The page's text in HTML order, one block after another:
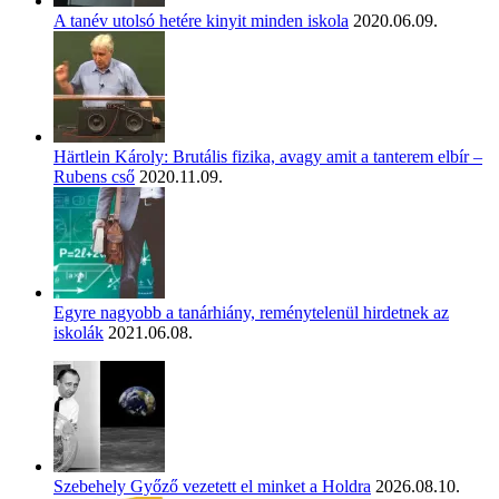
A tanév utolsó hetére kinyit minden iskola 2020.06.09.
Härtlein Károly: Brutális fizika, avagy amit a tanterem elbír –
Rubens cső 2020.11.09.
Egyre nagyobb a tanárhiány, reménytelenül hirdetnek az
iskolák 2021.06.08.
Szebehely Győző vezetett el minket a Holdra 2026.08.10.